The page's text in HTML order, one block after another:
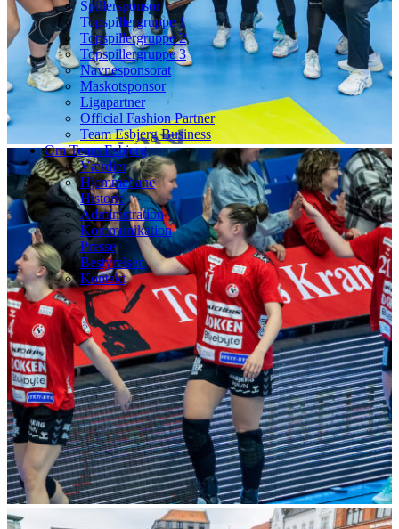
Spillersponsor
Topspillergruppe 1
Topspillergruppe 2
Topspillergruppe 3
Navnesponsorat
Maskotsponsor
Ligapartner
Official Fashion Partner
Team Esbjerg Business
Om Team Esbjerg
Værdier
Hjemmebane
Historie
Administration
Kommunikation
Presse
Bestyrelsen
Kontakt